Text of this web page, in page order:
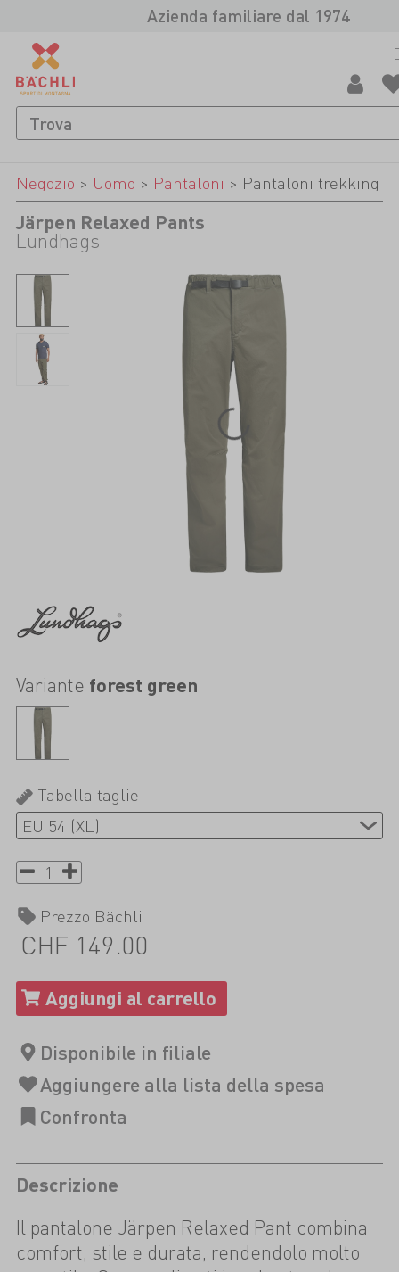
Azienda familiare dal 1974
Negozio > Uomo > Pantaloni > Pantaloni trekking
Järpen Relaxed Pants
Lundhags
Variante forest green
Tabella taglie
Prezzo Bächli
CHF 149.00
Descrizione
Il pantalone Järpen Relaxed Pant combina
comfort, stile e durata, rendendolo molto